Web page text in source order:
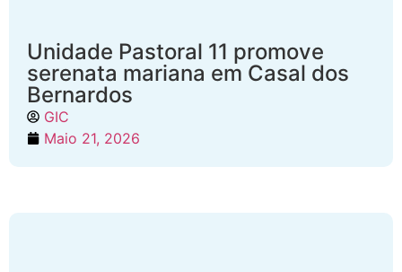
Unidade Pastoral 11 promove
serenata mariana em Casal dos
Bernardos
GIC
Maio 21, 2026